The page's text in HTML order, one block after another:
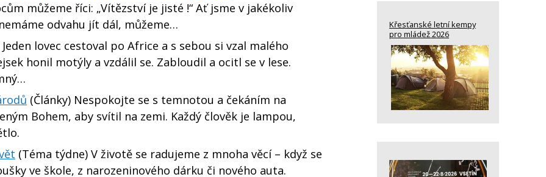
můžeme říci: „Vítězství je jisté !“ Ať jsme v jakékoliv
odvahu jít dál, můžeme…
Jeden lovec cestoval po Africe a s sebou si vzal malého
honil motýly a vzdálil se. Zabloudil a ocitl se v lese.
(Články) Nespokojte se s temnotou a čekáním na
Bohem, aby svítil na zemi. Každý člověk je lampou,
(Téma týdne) V životě se radujeme z mnoha věcí – když se
ve škole, z narozeninového dárku či nového auta.
Křesťanské letní kempy
pro mládež 2026